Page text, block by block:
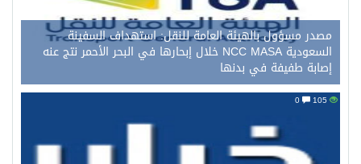
مصدر مسؤول بالهيئة العامة للنقل: استهداف السفينة
السعودية NCC MASA خلال إبحارها في البحر الأحمر نتج عنه
إصابة طفيفة في بدنها